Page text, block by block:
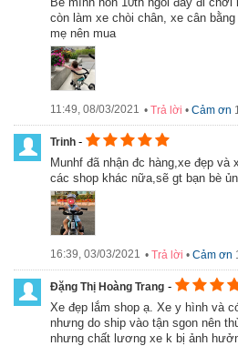
Xe được gập gọn chỉ với thao tác
khi di chuyển một mình vẫn gấp
Xe Joovy 3 bánh Nadle SL-
cho bé, mà ba mẹ có thể dành
Bánh xe bằng cao su hỗ trợ
Yên xe phủ xốp mềm để bé ngồi
còn làm xe chòi chân, xe cân
mẹ nên mua
11:49, 08/03/2021 • Trả lời • Cảm ơn 1
Trinh -
Munhf đã nhận đc hàng,xe đẹp và xịn xò nhé,shop bán rẻ hơn
các shop khác nữa,sẽ gt bạn bè
16:39, 03/03/2021 • Trả lời • Cảm ơn 1
Đặng Thị Hoàng Trang -
Xe đẹp lắm shop ạ. Xe y hình và có thùng đàng hoàng lắm
nhưng do ship vào tận sgon nên
nhưng chất lương xe k bị ảnh